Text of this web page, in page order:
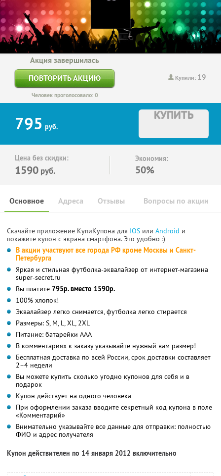
Купили: 19
Акция завершилась
ПОВТОРИТЬ АКЦИЮ
Человек проголосовало: 0
795 руб.
КУПИТЬ
Цена без скидки:
1590 руб.
Экономия:
50%
Основное Отзывы Вопросы по акции
Адреса
Скачайте приложение КупиКупона для IOS или Android и
покажите купон с экрана смартфона. Это удобно :)
В акции участвуют все города РФ кроме Москвы и Санкт-
Петербурга
Яркая и стильная футболка-эквалайзер от интернет-магазина
super-secret.ru
Вы платите 795р. вместо 1590р.
100% хлопок!
Эквалайзер легко снимается, футболка легко стирается
Размеры: S, M, L, XL, 2XL
Питание: батарейки AAA
В комментариях к заказу указывайте нужный вам размер!
Бесплатная доставка по всей России, срок доставки составляет
2–4 недели
Вы можете купить сколько угодно купонов для себя и в
подарок
Купон действует на одного человека
При оформлении заказа вводите секретный код купона в поле
«Комментарий»
Внимательно указывайте все данные для отправки: полностью
ФИО и адрес получателя
Купон действителен по 14 января 2012 включительно